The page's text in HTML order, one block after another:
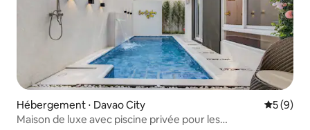
Hébergement ⋅ Davao City
5 (9)
Maison de luxe avec piscine privée pour les